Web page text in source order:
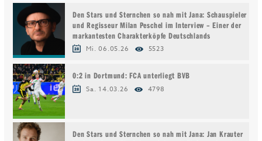
Den Stars und Sternchen so nah mit Jana: Schauspieler
und Regisseur Milan Peschel im Interview – Einer der
markantesten Charakterköpfe Deutschlands
Mi. 06.05.26 5523
0:2 in Dortmund: FCA unterliegt BVB
Sa. 14.03.26 4798
Den Stars und Sternchen so nah mit Jana: Jan Krauter